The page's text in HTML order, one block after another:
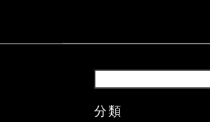
分類